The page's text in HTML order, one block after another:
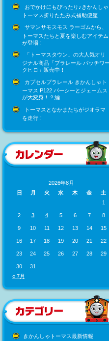
おでかけにもぴったり♪きかんしゃ
トーマス折りたたみ式補助便座
サマンサモスモス ラーゴムから、
トーマスたちと夏を楽しむアイテム
が登場！
「トーマスタウン」の大人気オリ
ジナル商品「プラレール パッチワー
クヒロ」販売中！
カプセルプラレール きかんしゃト
ーマス P122 パーシーとジェームス
が大変身！？編
トーマスとなかまたちがジオラマ
を走行！
2026年8月
日
月 火 水 木 金
土
1
2 3 4 5 6 7 8
9 10 11 12 13 14 15
16 17 18 19 20 21 22
23 24 25 26 27 28 29
30
31
« 7月
きかんしゃトーマス最新情報